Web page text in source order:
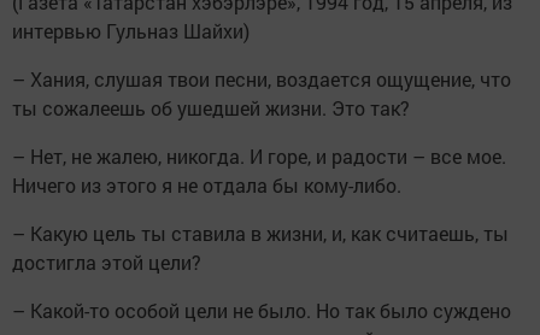
интервью Гульназ Шайхи)
– Хания, слушая твои песни, воздается ощущение, что
ты сожалеешь об ушедшей жизни. Это так?
– Нет, не жалею, никогда. И горе, и радости – все мое.
Ничего из этого я не отдала бы кому-либо.
– Какую цель ты ставила в жизни, и, как считаешь, ты
достигла этой цели?
– Какой-то особой цели не было. Но так было суждено